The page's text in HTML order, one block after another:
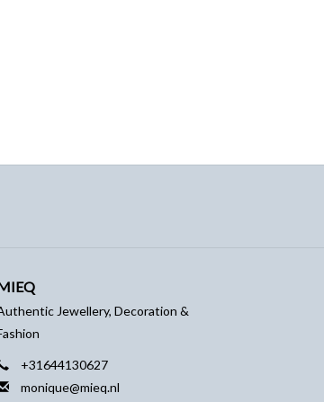
Jewellery, Decoration &
+31644130627
monique@mieq.nl